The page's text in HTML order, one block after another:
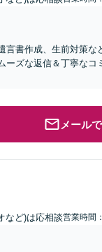
言書作成、生前対策
ーズな返信＆丁寧な
メール
など)は応相談営業時間